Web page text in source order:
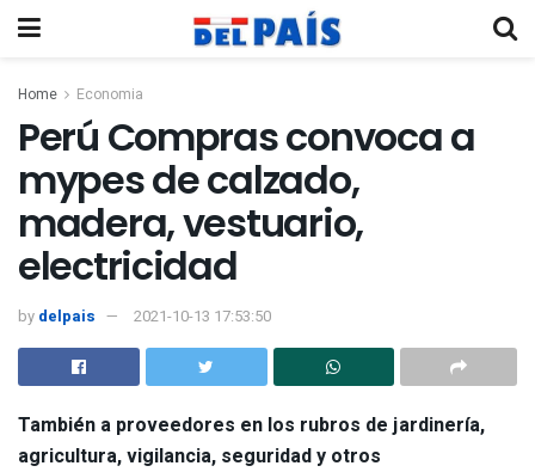
Home Economia
Perú Compras convoca a
mypes de calzado,
madera, vestuario,
electricidad
by delpais 2021-10-13 17:53:50
También a proveedores en los rubros de jardinería,
agricultura, vigilancia, seguridad y otros